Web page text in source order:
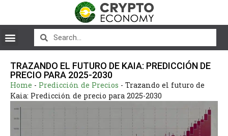
TRAZANDO EL FUTURO DE KAIA: PREDICCIÓN DE
PRECIO PARA 2025-2030
Home - Predicción de Precios - Trazando el futuro de
Kaia: Predicción de precio para 2025-2030